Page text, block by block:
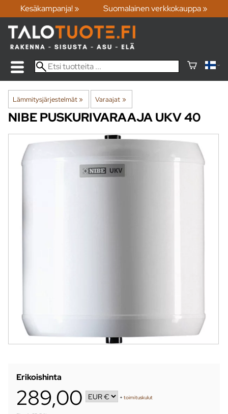
Kesäkampanja! » Suomalainen verkkokauppa »
Lämmitysjärjestelmät‪» Varaajat ‪»
NIBEPUSKURIVARAAJA UKV 40
Erikoishinta
289,00 +toimituskulut